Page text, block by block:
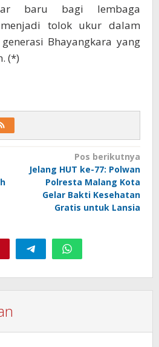
baru bagi lembaga
tolok ukur dalam
Bhayangkara yang
(*)
Pos berikutnya
Jelang HUT ke-77: Polwan
Polresta Malang Kota
Gelar Bakti Kesehatan
Gratis untuk Lansia